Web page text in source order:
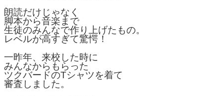
朗読だけじゃなく
脚本から音楽まで
生徒のみんなで作り上げたもの。
レベルが高すぎて驚愕！
一昨年、来校した時に
みんなからもらった
ツクバードのTシャツを着て
審査しました。